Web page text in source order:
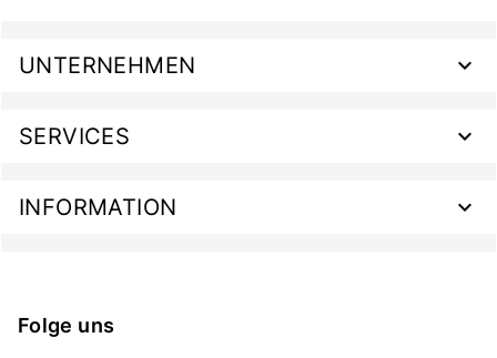
UNTERNEHMEN
SERVICES
INFORMATION
Folge uns